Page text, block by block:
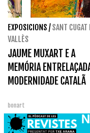
EXPOSICIONS / SANT CUGAT
VALLÈS
JAUME MUXART E A
MEMÓRIA
MODERNIDADE CATALÃ
bonart